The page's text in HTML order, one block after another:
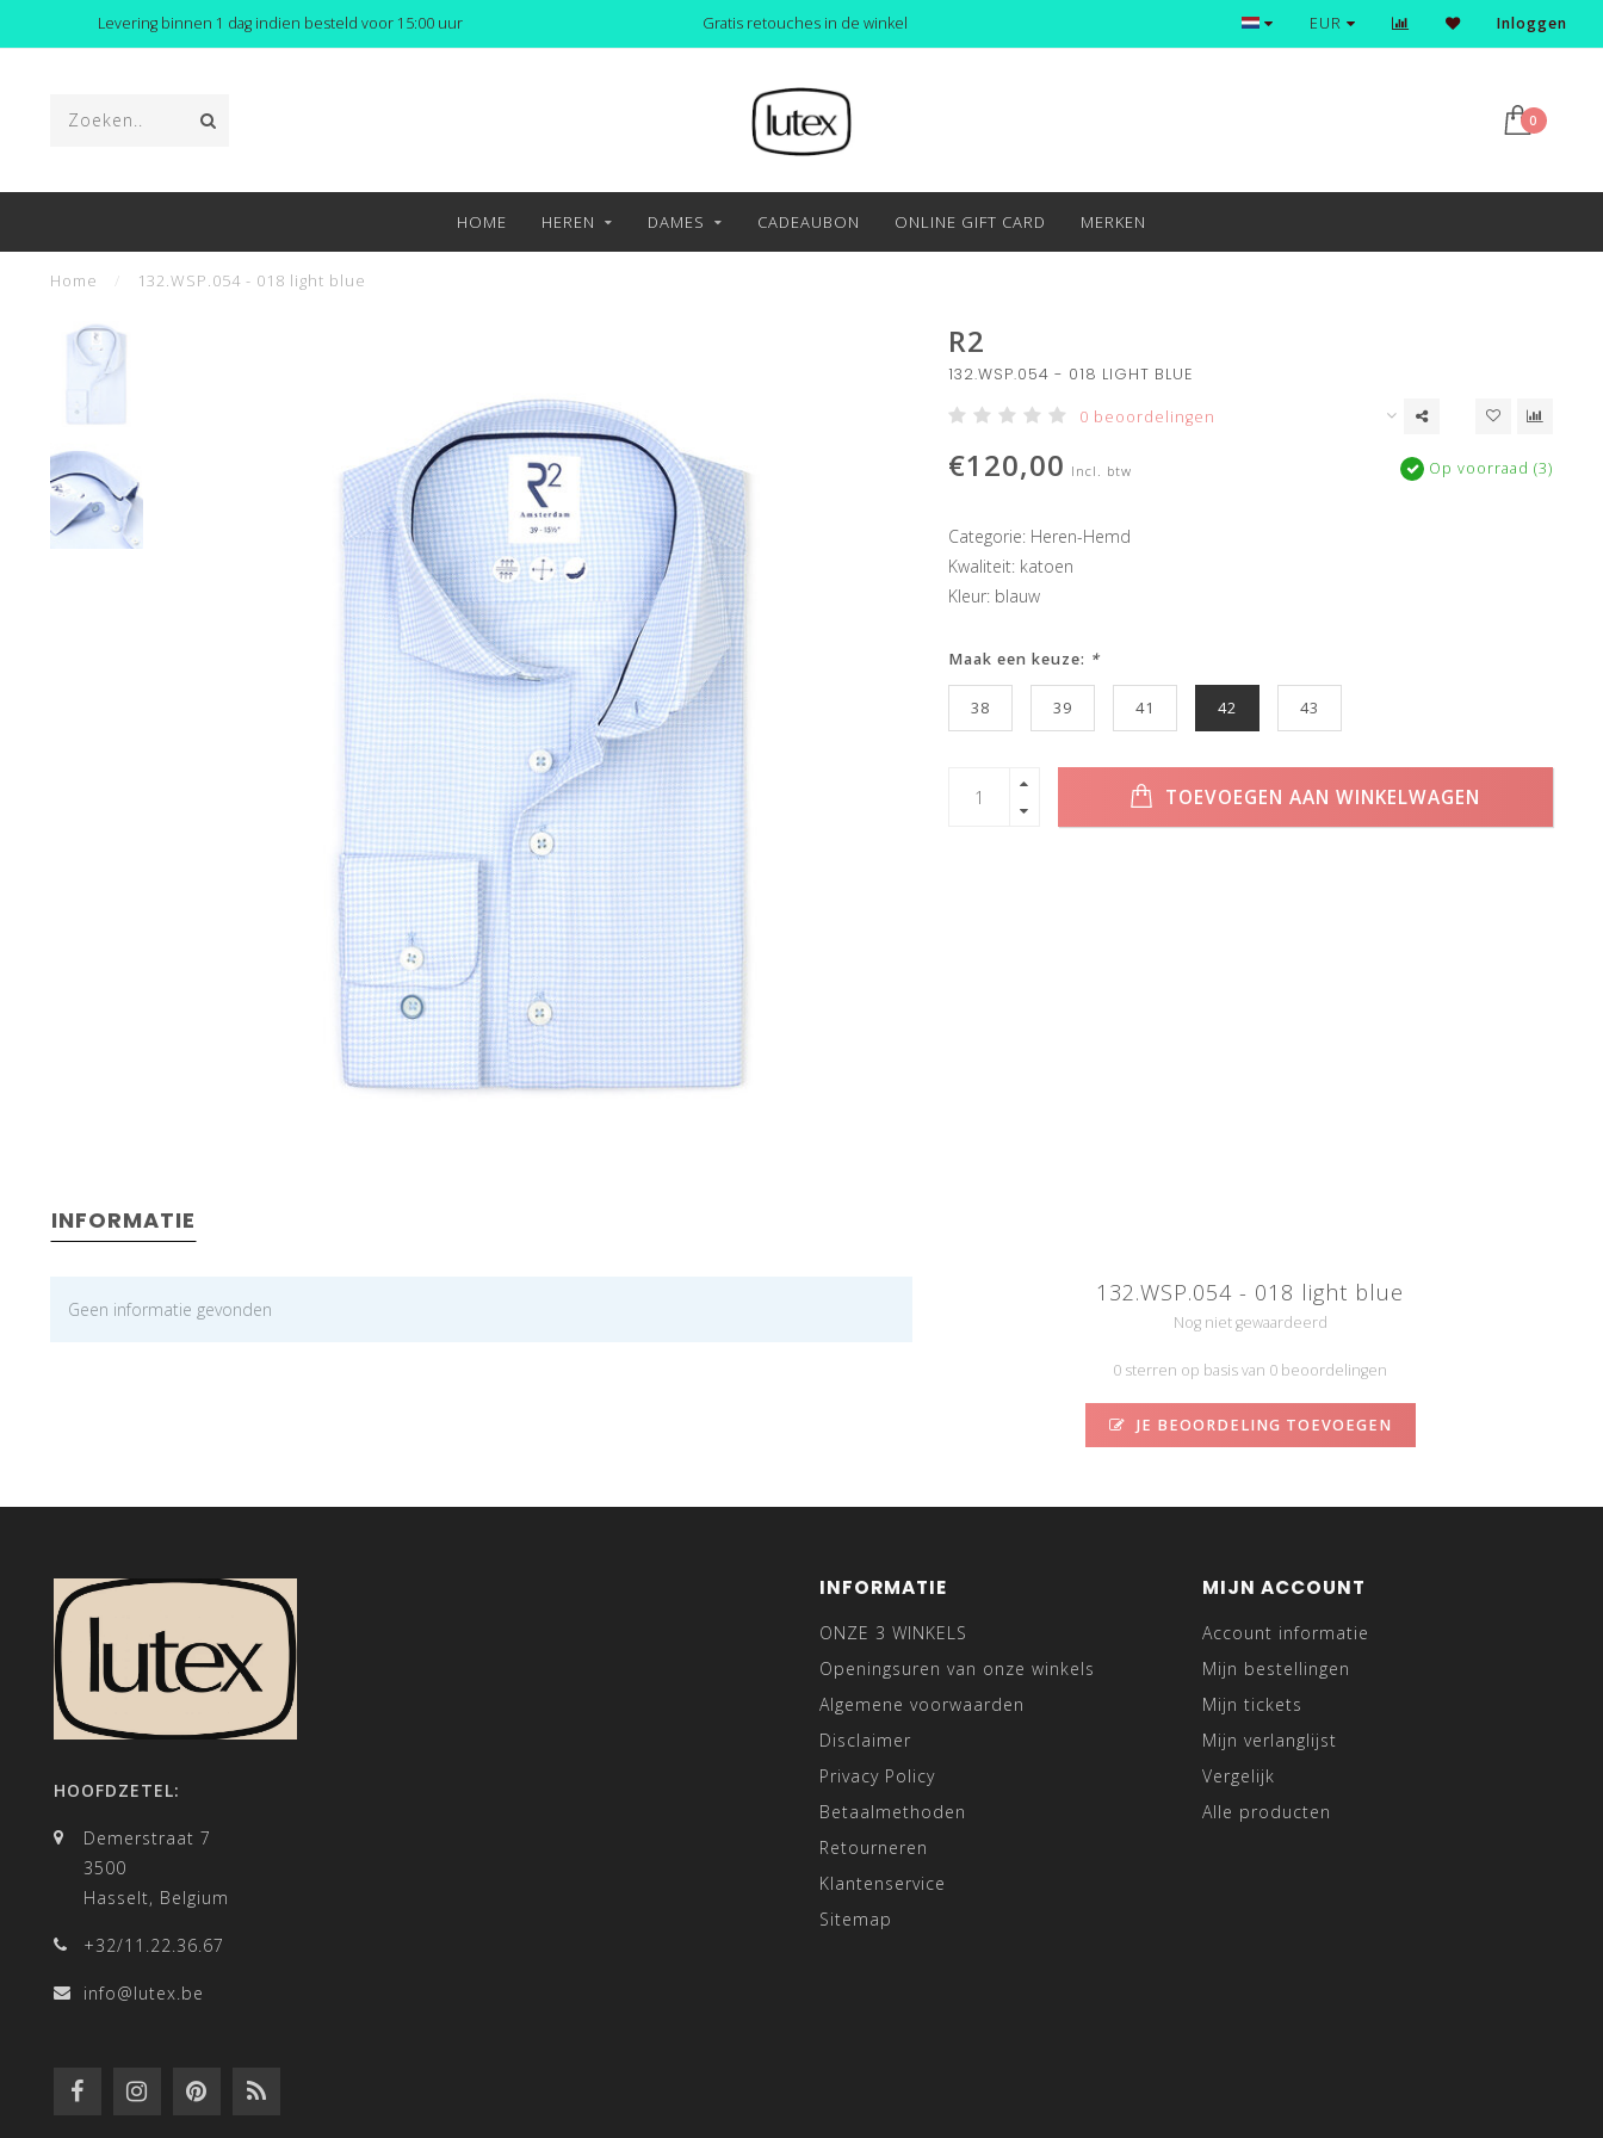
Levering binnen 1 dag indien besteld voor 15:00 uur Gratis retouches in de winkel EUR Inloggen
0
HOME HEREN DAMES CADEAUBON ONLINE GIFT CARD MERKEN
Home 132.WSP.054 - 018 light blue
R2
132.WSP.054 - 018 LIGHT BLUE
0 beoordelingen
€120,00 Incl. btw Op voorraad (3)
Categorie: Heren-Hemd
Kwaliteit: katoen
Kleur: blauw
Maak een keuze: *
38 39 41 42 43
TOEVOEGEN AAN WINKELWAGEN
INFORMATIE
Geen informatie gevonden
132.WSP.054 - 018 light blue
Nog niet gewaardeerd
0 sterren op basis van 0 beoordelingen
JE BEOORDELING TOEVOEGEN
HOOFDZETEL:
Demerstraat 7
3500
Hasselt, Belgium
+32/11.22.36.67
info@lutex.be
INFORMATIE
ONZE 3 WINKELS
Openingsuren van onze winkels
Algemene voorwaarden
Disclaimer
Privacy Policy
Betaalmethoden
Retourneren
Klantenservice
Sitemap
MIJN ACCOUNT
Account informatie
Mijn bestellingen
Mijn tickets
Mijn verlanglijst
Vergelijk
Alle producten